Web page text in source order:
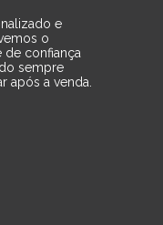
e
o
de confiança
sempre
após a venda.